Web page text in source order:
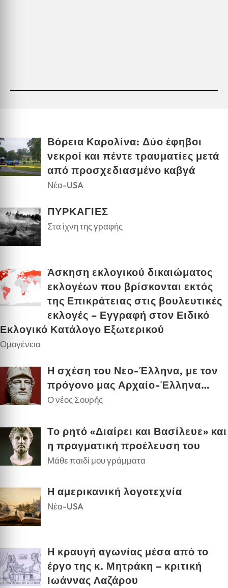
Βόρεια Καρολίνα: Δύο έφηβοι
νεκροί και πέντε τραυματίες μετά
από προσχεδιασμένο καβγά
Νέα-USA
ΠΥΡΚΑΓΙΕΣ
Στα ίχνη της γραφής
Άσκηση εκλογικού δικαιώματος
εκλογέων που βρίσκονται εκτός
της Επικράτειας στις βουλευτικές
εκλογές – Εγγραφή στον Ειδικό
Εκλογικό Κατάλογο Εξωτερικού
Ομογένεια
Η σχέση του Νεο-Έλληνα, με τον
πρόγονο μας Αρχαίο-Έλληνα…
Ο νέος Σουρής
Το ρητό «Διαίρει και Βασίλευε» και
η πραγματική προέλευση του
Μάθε παιδί μου γράμματα
Η αμερικανική λογοτεχνία
Νέα-USA
Η κραυγή αγωνίας μέσα από το
έργο της κ. Μητράκη – κριτική
Ιωάννας Λαζάρου